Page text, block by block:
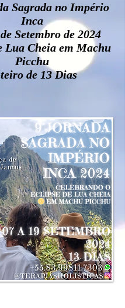
Sagrada no Império
Inca
Setembro de 2024
Lua Cheia em Machu
Picchu
de 13 Dias